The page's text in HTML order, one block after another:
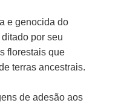
e genocida do
por seu
florestais que
terras ancestrais.
de adesão aos